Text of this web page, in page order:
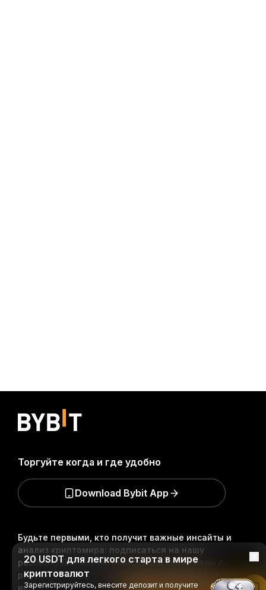
Будьте первыми, кто получит важные инсайты и
анализ криптомира: подписаться на нашу
рассылку. Все формы инвестиций сопряжены с
рисками, включая риск потери всей суммы
инвестиций. Такая деятельность подходит не для
Торгуйте когда и где удобно
Download Bybit App
20 USDT для легкого старта в мире
криптовалют
Зарегистрируйтесь, внесите депозит и получите